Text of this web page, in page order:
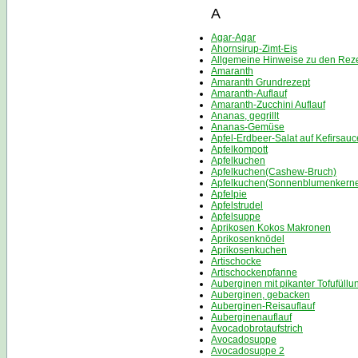
A
Agar-Agar
Ahornsirup-Zimt-Eis
Allgemeine Hinweise zu den
Amaranth
Amaranth Grundrezept
Amaranth-Auflauf
Amaranth-Zucchini Auflauf
Ananas, gegrillt
Ananas-Gemüse
Apfel-Erdbeer-Salat auf
Apfelkompott
Apfelkuchen
Apfelkuchen(Cashew-Bruch)
Apfelpie
Apfelstrudel
Apfelsuppe
Aprikosen Kokos Makronen
Aprikosenknödel
Aprikosenkuchen
Artischocke
Artischockenpfanne
Auberginen mit pikanter
Auberginen, gebacken
Auberginen-Reisauflauf
Auberginenauflauf
Avocadobrotaufstrich
Avocadosuppe
Avocadosuppe 2